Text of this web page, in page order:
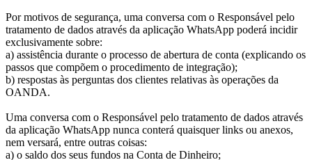
Por motivos de segurança, uma conversa com o Responsável pelo
tratamento de dados através da aplicação WhatsApp poderá incidir
exclusivamente sobre:
a) assistência durante o processo de abertura de conta (explicando os
passos que compõem o procedimento de integração);
b) respostas às perguntas dos clientes relativas às operações da
OANDA.
Uma conversa com o Responsável pelo tratamento de dados através
da aplicação WhatsApp nunca conterá quaisquer links ou anexos,
nem versará, entre outras coisas:
a) o saldo dos seus fundos na Conta de Dinheiro;